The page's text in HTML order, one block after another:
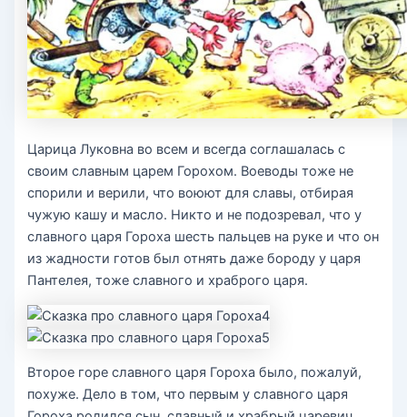
Царица Луковна во всем и всегда соглашалась с
своим славным царем Горохом. Воеводы тоже не
спорили и верили, что воюют для славы, отбирая
чужую кашу и масло. Никто и не подозревал, что у
славного царя Гороха шесть пальцев на руке и что он
из жадности готов был отнять даже бороду у царя
Пантелея, тоже славного и храброго царя.
Второе горе славного царя Гороха было, пожалуй,
похуже. Дело в том, что первым у славного царя